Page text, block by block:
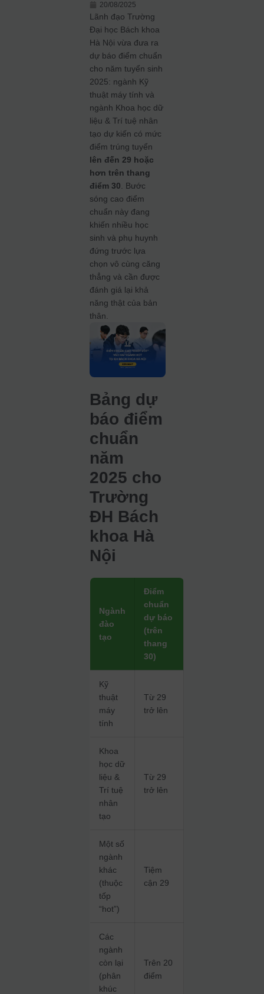
20/08/2025
Lãnh đạo Trường
Đại học Bách khoa
Hà Nội vừa đưa ra
dự báo điểm chuẩn
cho năm tuyển sinh
2025: ngành Kỹ
thuật máy tính và
ngành Khoa học dữ
liệu & Trí tuệ nhân
tạo dự kiến có mức
điểm trúng tuyển
lên đến 29 hoặc
hơn trên thang
điểm 30 . Bước
sóng cao điểm
chuẩn này đang
khiến nhiều học
sinh và phụ huynh
đứng trước lựa
chọn vô cùng căng
thẳng và cần được
đánh giá lại khả
năng thật của bản
thân.
Bảng dự
báo điểm
chuẩn
năm
2025 cho
Trường
ĐH Bách
khoa Hà
Nội
Ngành
đào
tạo
Điểm
chuẩn
dự báo
(trên
thang
30)
Kỹ
thuật
máy
tính
Từ 29
trở lên
Khoa
học dữ
liệu &
Trí tuệ
nhân
tạo
Từ 29
trở lên
Một số
ngành
khác
(thuộc
tốp
“hot”)
Tiệm
cận 29
Các
ngành
còn lại
(phân
khúc
Trên 20
điểm